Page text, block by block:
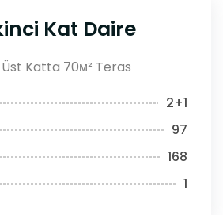
Kat Daire
Katta 70м² Teras
2+1
97
168
1